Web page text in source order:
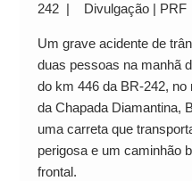
242 | Divulgação | PRF
Um grave acidente de
duas pessoas na manhã
do km 446 da BR-242,
da Chapada Diamantina,
uma carreta que
perigosa e um caminhão
frontal.